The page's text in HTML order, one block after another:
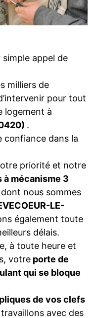
simple appel de
milliers de
pour tout
logement à
.
confiance dans la
priorité et notre
à mécanisme 3
dont nous sommes
LE-
également toute
délais.
à toute heure et
votre porte de
qui se bloque
de vos clefs
avec des